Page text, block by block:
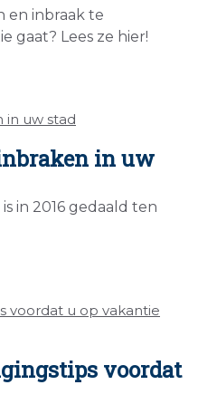
en inbraak te
gaat? Lees ze hier!
in uw
in 2016 gedaald ten
voordat